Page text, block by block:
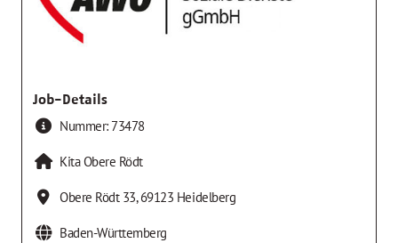
Job-Details
Nummer: 73478
Kita Obere Rödt
Obere Rödt 33,69123 Heidelberg
Baden-Württemberg